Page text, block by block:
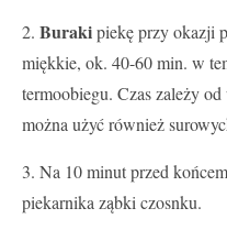
2. Burakipiekę przy okazji
miękkie, ok. 40-60 min. w
termoobiegu. Czas zależy
można użyć również
3. Na 10 minut przed
piekarnika ząbki czosnku.